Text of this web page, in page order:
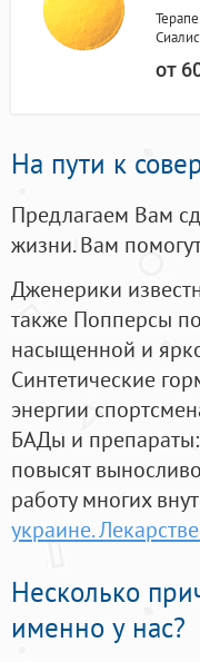
от
На пути к
Предлагаем Вам
жизни. Вам
Дженерики
также Попперсы
насыщенной и
Синтетические
энергии
БАДы и препараты:
повысят
работу многих
украине.
Несколько
именно у нас?